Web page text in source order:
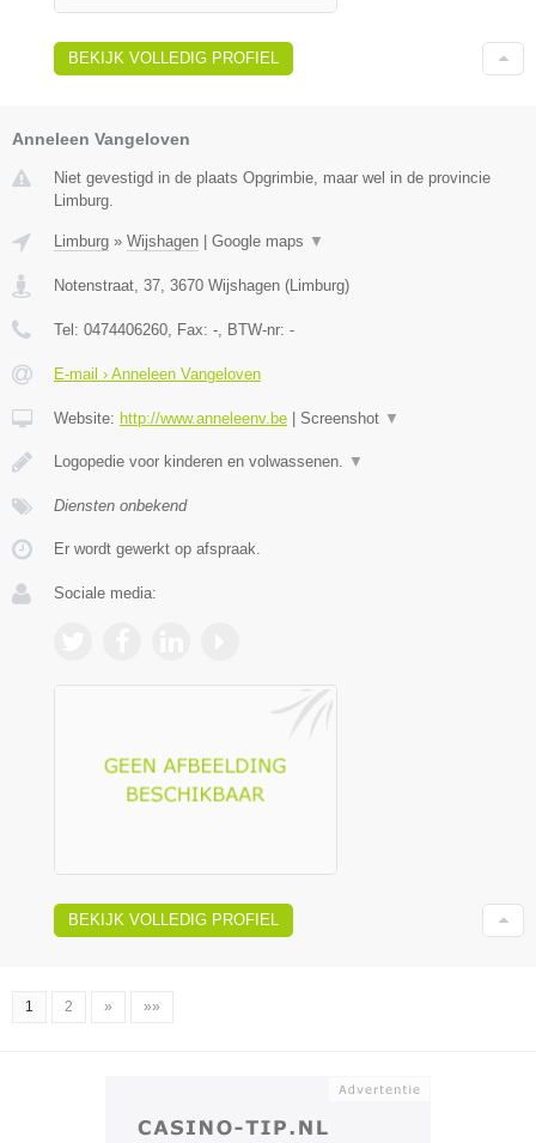
BEKIJK VOLLEDIG PROFIEL
Anneleen Vangeloven
Niet gevestigd in de plaats Opgrimbie, maar wel in de provincie
Limburg.
Limburg » Wijshagen Google maps ▼
Notenstraat, 37, 3670 Wijshagen (Limburg)
Tel: 0474406260, Fax: -, BTW-nr: -
E-mail › Anneleen Vangeloven
Website: http://www.anneleenv.be Screenshot ▼
Logopedie voor kinderen en volwassenen. ▼
Diensten onbekend
Er wordt gewerkt op afspraak.
Sociale media:
BEKIJK VOLLEDIG PROFIEL
1 2 » »»